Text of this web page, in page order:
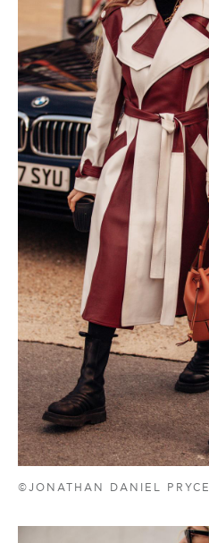
©JONATHAN DANIEL PRYCE